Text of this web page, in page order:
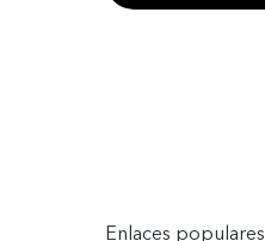
Enlaces populares